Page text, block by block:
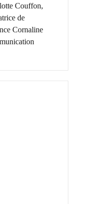
Couffon,
de
Cornaline